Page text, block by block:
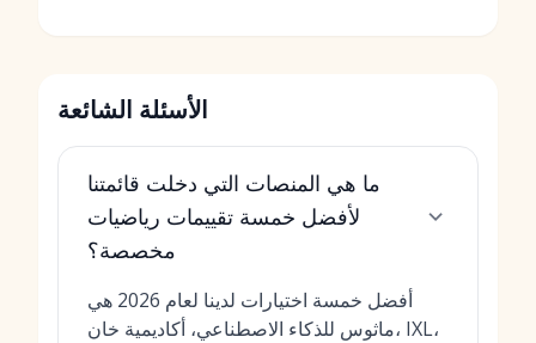
الأسئلة الشائعة
ما هي المنصات التي دخلت قائمتنا
لأفضل خمسة تقييمات رياضيات
مخصصة؟
أفضل خمسة اختيارات لدينا لعام 2026 هي
ماثوس للذكاء الاصطناعي، أكاديمية خان، IXL،